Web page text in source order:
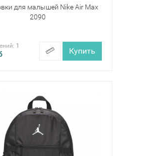
для малышей Nike Air Max
2090
1
Купить